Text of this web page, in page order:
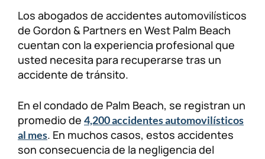
Lesiones personales
Compensación a trabajadores
Admiralty & Maritime Law
Class Actions
FAQ
Carreras
Los abogados de accidentes automovilísticos
de Gordon & Partners en West Palm Beach
cuentan con la experiencia profesional que
usted necesita para recuperarse tras un
accidente de tránsito.
En el condado de Palm Beach, se registran un
promedio de 4,200 accidentes automovilísticos
al mes. En muchos casos, estos accidentes
son consecuencia de la negligencia del